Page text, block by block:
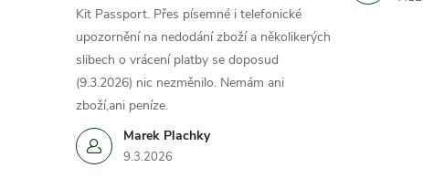
Marek Plachky
9.3.2026
Kit Passport. Přes písemné i telefonické
upozornění na nedodání zboží a několikerých
slibech o vrácení platby se doposud
(9.3.2026) nic nezměnilo. Nemám ani
zboží,ani peníze.